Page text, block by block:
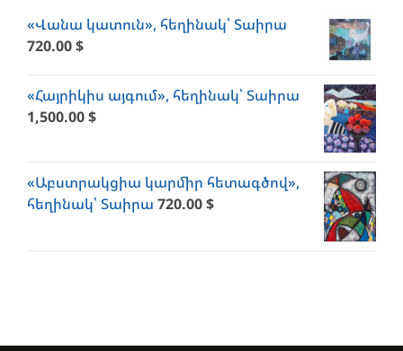
«Վանա կատուն», հեղինակ՝ Տաիրա
720.00$
«Հայրիկիս այգում», հեղինակ՝ Տաիրա
1,500.00$
«Աբստրակցիա կարմիր հետագծով»,
հեղինակ՝ Տաիրա 720.00$